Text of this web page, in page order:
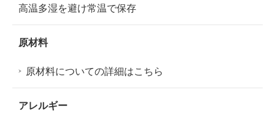
高温多湿を避け常温で保存
原材料
原材料についての詳細はこちら
アレルギー